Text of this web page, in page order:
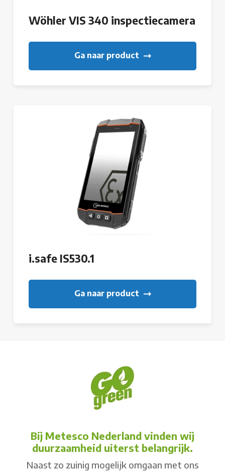
Wöhler VIS 340 inspectiecamera
Ga naar product
i.safe IS530.1
Ga naar product
Bij Metesco Nederland vinden wij
duurzaamheid uiterst belangrijk.
Naast zo zuinig mogelijk omgaan met ons